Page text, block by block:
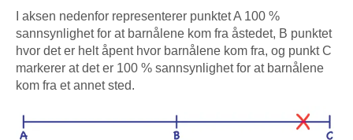
I aksen nedenfor representerer punktet A 100 %
sannsynlighet for at barnålene kom fra åstedet, B punktet
hvor det er helt åpent hvor barnålene kom fra, og punkt C
markerer at det er 100 % sannsynlighet for at barnålene
kom fra et annet sted.